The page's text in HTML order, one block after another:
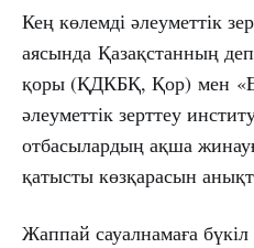
Кең көлемді әлеуметтік
аясында Қазақстанның
қоры (ҚДКБҚ, Қор) мен
әлеуметтік зерттеу
отбасылардың ақша
қатысты көзқарасын
Жаппай сауалнамаға